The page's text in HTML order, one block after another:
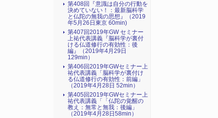
第408回『意識は自分の行動を
決めていない！：最新脳科学
と仏陀の無我の思想』（2019
年5月26日東京 60min)
第407回2019年GW セミナー
上祐代表講義『脳科学が裏付
ける仏道修行の有効性：後
編』（2019年4月29日
129min）
第406回2019年GWセミナー上
祐代表講義「脳科学が裏付け
る仏道修行の有効性：前編」
（2019年4月28日 52min）
第405回2019年GWセミナー上
祐代表講義「「仏陀の覚醒の
教え：無常と無我：後編」
（2019年4月28日58min）